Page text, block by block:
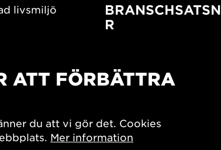
livsmiljö
R
Southern Sweden
Arkitekturdagarna
7x Konsthantverk
ATT FÖRBÄTTRA
du att vi gör det. Cookies
Mer information